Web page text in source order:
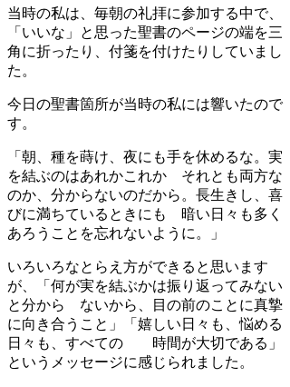
当時の私は、毎朝の礼拝に参加する中で、
「いいな」と思った聖書のページの端を三
角に折ったり、付箋を付けたりしていまし
た。
今日の聖書箇所が当時の私には響いたので
す。
「朝、種を蒔け、夜にも手を休めるな。実
を結ぶのはあれかこれか それとも両方な
のか、分からないのだから。長生きし、喜
びに満ちているときにも 暗い日々も多く
あろうことを忘れないように。」
いろいろなとらえ方ができると思います
が、「何が実を結ぶかは振り返ってみない
と分から ないから、目の前のことに真摯
に向き合うこと」「嬉しい日々も、悩める
日々も、すべての 時間が大切である」
というメッセージに感じられました。